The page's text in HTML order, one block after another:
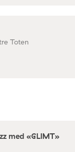
Toten
med «GLIMT»